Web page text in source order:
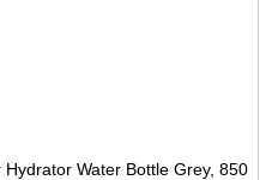
Water Bottle Grey, 850